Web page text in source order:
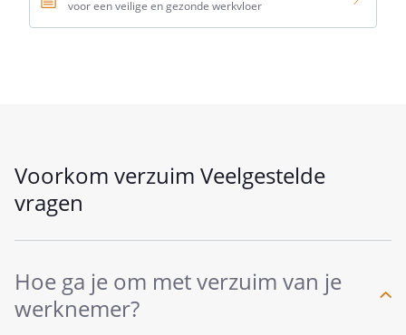
voor een veilige en gezonde werkvloer
Voorkom verzuim Veelgestelde
vragen
Hoe ga je om met verzuim van je
werknemer?